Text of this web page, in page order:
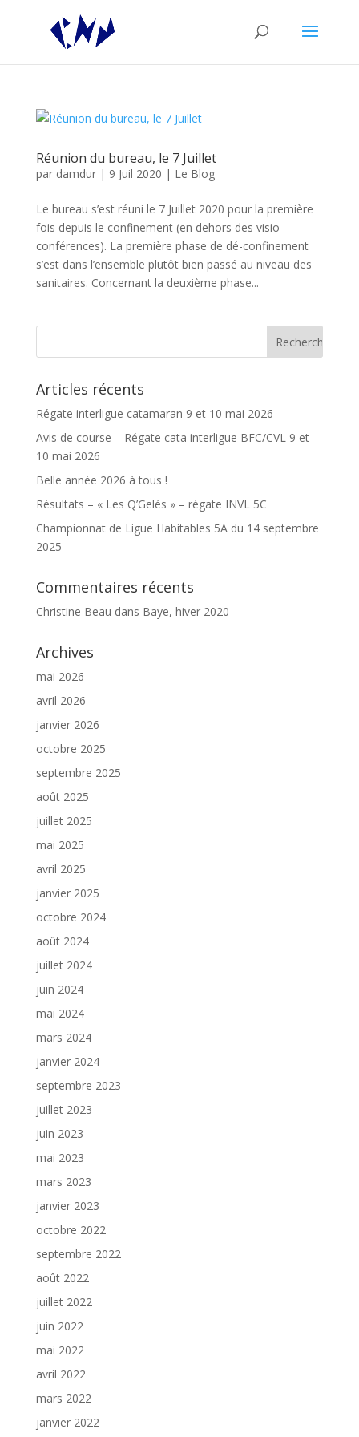
Réunion du bureau, le 7 Juillet
par damdur| 9 Juil 2020 | Le Blog
Le bureau s’est réuni le 7 Juillet 2020 pour la première
fois depuis le confinement (en dehors des visio-
conférences). La première phase de dé-confinement
s’est dans l’ensemble plutôt bien passé au niveau des
sanitaires. Concernant la deuxième phase...
Articles récents
Régate interligue catamaran 9 et 10 mai 2026
Avis de course – Régate cata interligue BFC/CVL 9 et
10 mai 2026
Belle année 2026 à tous !
Résultats – « Les Q’Gelés » – régate INVL 5C
Championnat de Ligue Habitables 5A du 14 septembre
2025
Commentaires récents
Christine Beau dans Baye, hiver 2020
Archives
mai 2026
avril 2026
janvier 2026
octobre 2025
septembre 2025
août 2025
juillet 2025
mai 2025
avril 2025
janvier 2025
octobre 2024
août 2024
juillet 2024
juin 2024
mai 2024
mars 2024
janvier 2024
septembre 2023
juillet 2023
juin 2023
mai 2023
mars 2023
janvier 2023
octobre 2022
septembre 2022
août 2022
juillet 2022
juin 2022
mai 2022
avril 2022
mars 2022
janvier 2022